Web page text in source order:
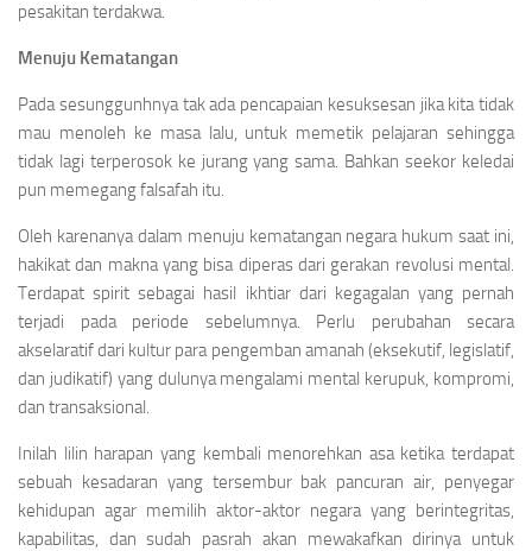
pesakitan terdakwa.
Menuju Kematangan
Pada sesunggunhnya tak ada pencapaian kesuksesan jika kita tidak
mau menoleh ke masa lalu, untuk memetik pelajaran sehingga
tidak lagi terperosok ke jurang yang sama. Bahkan seekor keledai
pun memegang falsafah itu.
Oleh karenanya dalam menuju kematangan negara hukum saat ini,
hakikat dan makna yang bisa diperas dari gerakan revolusi mental.
Terdapat spirit sebagai hasil ikhtiar dari kegagalan yang pernah
terjadi pada periode sebelumnya. Perlu perubahan secara
akselaratif dari kultur para pengemban amanah (eksekutif, legislatif,
dan judikatif) yang dulunya mengalami mental kerupuk, kompromi,
dan transaksional.
Inilah lilin harapan yang kembali menorehkan asa ketika terdapat
sebuah kesadaran yang tersembur bak pancuran air, penyegar
kehidupan agar memilih aktor-aktor negara yang berintegritas,
kapabilitas, dan sudah pasrah akan mewakafkan dirinya untuk